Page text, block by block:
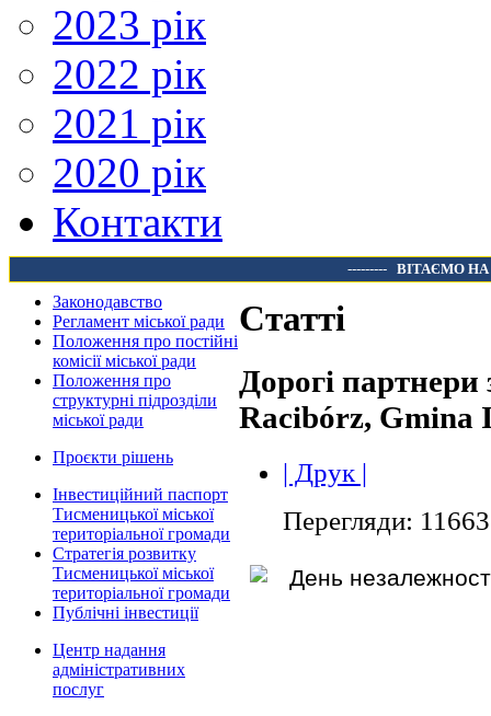
2023 рік
2022 рік
2021 рік
2020 рік
Контакти
--------- ВІТАЄМО
Законодавство
Регламент міської ради
Положення про постійні
комісії міської ради
Положення про
структурні підрозділи
міської ради
Проєкти рішень
Інвестиційний паспорт
Тисменицької міської
територіальної громади
Стратегія розвитку
Тисменицької міської
територіальної громади
Публічні інвестиції
Центр надання
адміністративних
послуг
Статті
Дорогі
Racibórz, Gmina
| Друк |
Перегляди: 11663